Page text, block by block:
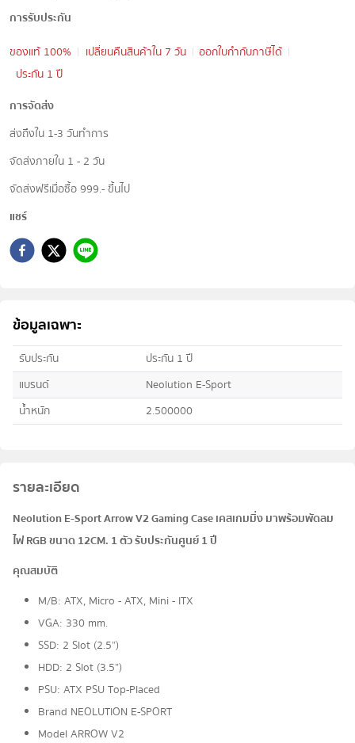
การรับประกัน
ของแท้ 100%
เปลี่ยนคืนสินค้าใน 7 วัน
ออกใบกำกับภาษีได้
ประกัน 1 ปี
การจัดส่ง
ส่งถึงใน 1-3 วันทำการ
จัดส่งภายใน 1 - 2 วัน
จัดส่งฟรีเมื่อซื้อ 999.- ขึ้นไป
แชร์
ข้อมูลเฉพาะ
รับประกัน
ประกัน 1 ปี
แบรนด์
Neolution E-Sport
น้ำหนัก
2.500000
รายละเอียด
Neolution E-Sport Arrow V2 Gaming Case เคสเกมมิ่ง มาพร้อมพัดลม
ไฟ RGB ขนาด 12CM. 1 ตัว รับประกันศูนย์ 1 ปี
คุณสมบัติ
M/B: ATX, Micro - ATX, Mini - ITX
VGA: 330 mm.
SSD: 2 Slot (2.5”)
HDD: 2 Slot (3.5”)
PSU: ATX PSU Top-Placed
Brand NEOLUTION E-SPORT
Model ARROW V2